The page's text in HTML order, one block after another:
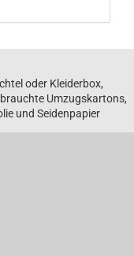
oder Kleiderbox,
Umzugskartons,
und Seidenpapier